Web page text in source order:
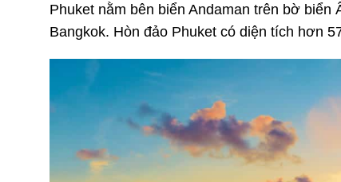
Phuket nằm bên biển Andaman trên bờ
Bangkok. Hòn đảo Phuket có diện tích hơn